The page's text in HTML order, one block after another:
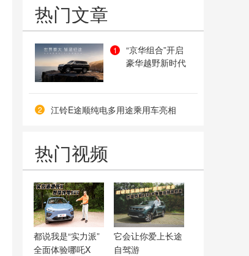
热门文章
1
“京华组合”开启
豪华越野新时代
2 江铃E途顺纯电多用途乘用车亮相
热门视频
都说我是“实力派”
全面体验哪吒X
它会让你爱上长途
自驾游